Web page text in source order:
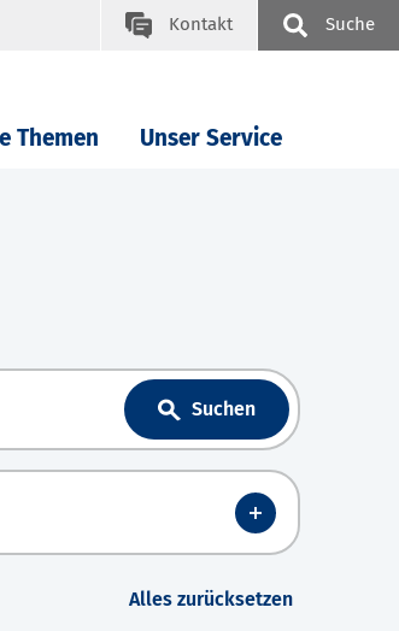
Kontakt Suche
Themen Unser Service
Suchen
Alles zurücksetzen